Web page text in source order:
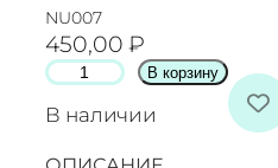
NU007
450,00₽
В наличии
К
о
и
В корзину